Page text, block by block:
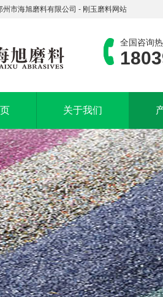
州市海旭磨料有限公司 - 刚玉磨料网站
全国咨询
关于我们